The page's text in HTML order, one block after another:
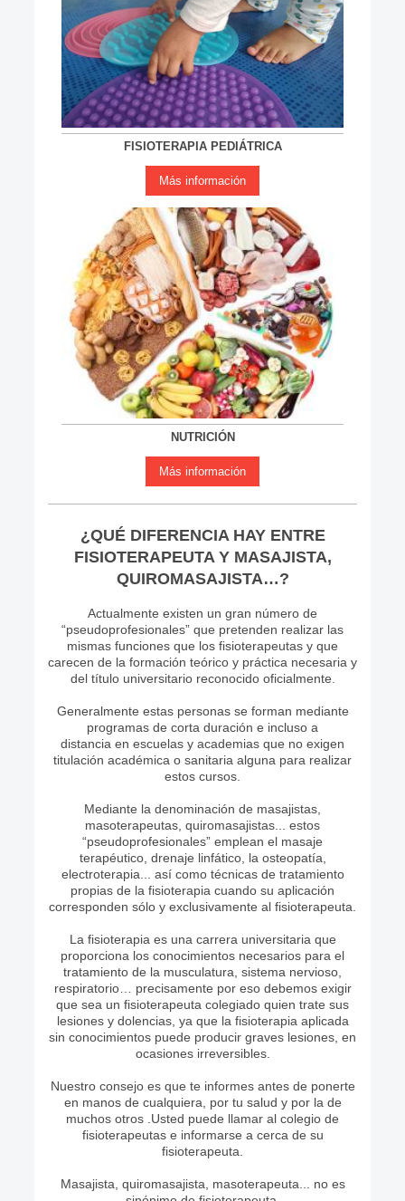
FISIOTERAPIA PEDIÁTRICA
Más información
NUTRICIÓN
Más información
¿QUÉ DIFERENCIA HAY ENTRE
FISIOTERAPEUTA Y MASAJISTA,
QUIROMASAJISTA…?
Actualmente existen un gran número de
“pseudoprofesionales” que pretenden realizar las
mismas funciones que los fisioterapeutas y que
carecen de la formación teórico y práctica necesaria y
del título universitario reconocido oficialmente.
Generalmente estas personas se forman mediante
programas de corta duración e incluso a
distancia en escuelas y academias que no exigen
titulación académica o sanitaria alguna para realizar
estos cursos.
Mediante la denominación de masajistas,
masoterapeutas, quiromasajistas... estos
“pseudoprofesionales” emplean el masaje
terapéutico, drenaje linfático, la osteopatía,
electroterapia... así como técnicas de tratamiento
propias de la fisioterapia cuando su aplicación
corresponden sólo y exclusivamente al fisioterapeuta.
La fisioterapia es una carrera universitaria que
proporciona los conocimientos necesarios para el
tratamiento de la musculatura, sistema nervioso,
respiratorio… precisamente por eso debemos exigir
que sea un fisioterapeuta colegiado quien trate sus
lesiones y dolencias, ya que la fisioterapia aplicada
sin conocimientos puede producir graves lesiones, en
ocasiones irreversibles.
Nuestro consejo es que te informes antes de ponerte
en manos de cualquiera, por tu salud y por la de
muchos otros .Usted puede llamar al colegio de
fisioterapeutas e informarse a cerca de su
fisioterapeuta.
Masajista, quiromasajista, masoterapeuta... no es